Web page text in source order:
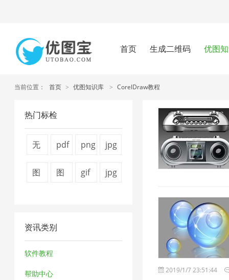
首页 生成二维码 优图
当前位置： 首页 > 优图知识库 > CorelDraw教程
热门标检
无
1
pdf
法
1
png
1
jpg
1
图
缩
器
2
图
缩
gif
jpg
资讯类别
软件教程
帮助中心 2019/1/7 23:51:44